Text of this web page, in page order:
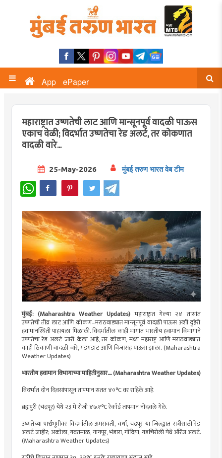
App ePaper
महाराष्ट्रात उष्णतेची लाट आणि मान्सूनपूर्व वादळी पाऊस
एकाच वेळी; विदर्भात उष्णतेचा रेड अलर्ट, तर कोकणात
वादळी वारे...
25-May-2026 मुंबई तरुण भारत वेब टीम
WhatsApp
मुंबई: (Maharashtra Weather Updates)महाराष्ट्रात गेल्या २४ तासांत
उष्णतेची तीव्र लाट आणि कोकण–मराठवाड्यात मान्सूनपूर्व वादळी पाऊस अशी दुहेरी
हवामानस्थिती पाहायला मिळाली. विदर्भातील काही भागांत भारतीय हवामान विभागाने
उष्णतेचा रेड अलर्ट जारी केला आहे, तर कोकण, मध्य महाराष्ट्र आणि मराठवाड्यात
काही ठिकाणी वादळी वारे, गडगडाट आणि विजांसह पाऊस झाला. (Maharashtra
Weather Updates)
भारतीय हवामान विभागाच्या माहितीनुसार.... (Maharashtra Weather Updates)
विदर्भात दोन दिवसांपासून तापमान सतत ४०°C वर राहिले आहे.
ब्रह्मपुरी (चंद्रपूर) येथे २३ मे रोजी ४७.१°C रेकॉर्ड तापमान नोंदवले गेले.
उष्णतेच्या पार्श्वभूमीवर विदर्भातील अमरावती, वर्धा, चंद्रपूर या जिल्ह्यांत रात्रीसाठी रेड
अलर्ट जाहीर; अकोला, यवतमाळ, नागपूर, भंडारा, गोंदिया, गडचिरोली येथे ऑरेंज अलर्ट.
(Maharashtra Weather Updates)